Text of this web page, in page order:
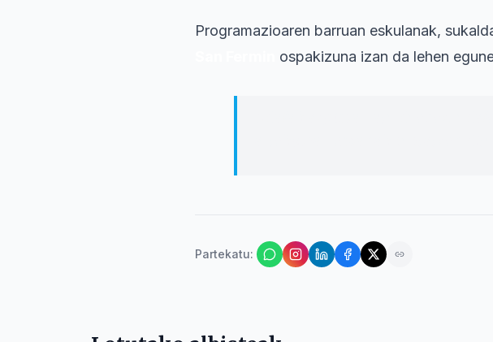
Programazioaren barruan eskulanak,
ospakizuna izan da lehen
Partekatu: